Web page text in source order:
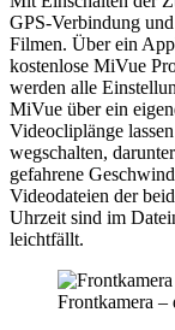
GPS-Verbindung
Filmen. Über ein
kostenlose MiVue
werden alle
MiVue über ein
Videocliplänge
wegschalten,
gefahrene
Videodateien der
Uhrzeit sind im
leichtfällt.
Frontkamera